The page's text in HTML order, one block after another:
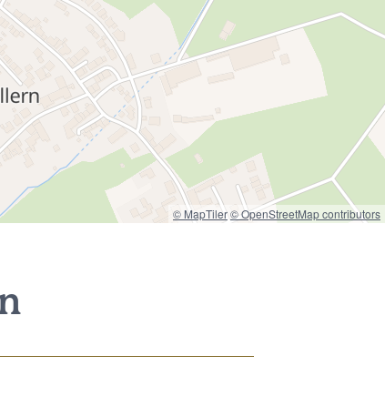
© MapTiler© OpenStreetMap contributors